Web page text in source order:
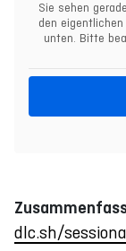
Sie sehen
den
unten. Bitte
dlc.sh/